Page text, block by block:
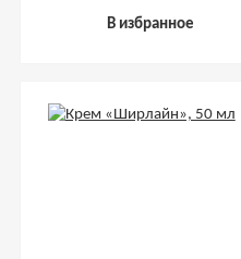
В избранное